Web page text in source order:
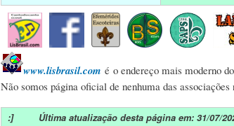
www.lisbrasil.com é o endereço mais moderno
Não somos página oficial de nenhuma das
:] Última atualização desta página em: 31/07/